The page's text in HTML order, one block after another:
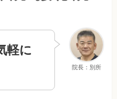
院長：別所
軽に